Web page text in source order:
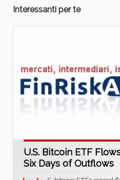
Interessanti per te
U.S. Bitcoin ETF
Six Days of Outflows